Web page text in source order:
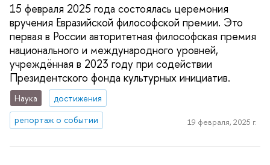
15 февраля 2025 года состоялась церемония
вручения Евразийской философской премии. Это
первая в России авторитетная философская премия
национального и международного уровней,
учреждённая в 2023 году при содействии
Президентского фонда культурных инициатив.
Наука
достижения
репортаж о событии
19 февраля, 2025 г.